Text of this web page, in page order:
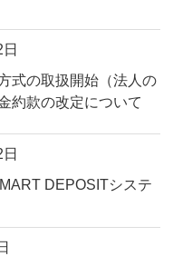
式の取扱開始（法人の
約款の改定について
DEPOSITシステ